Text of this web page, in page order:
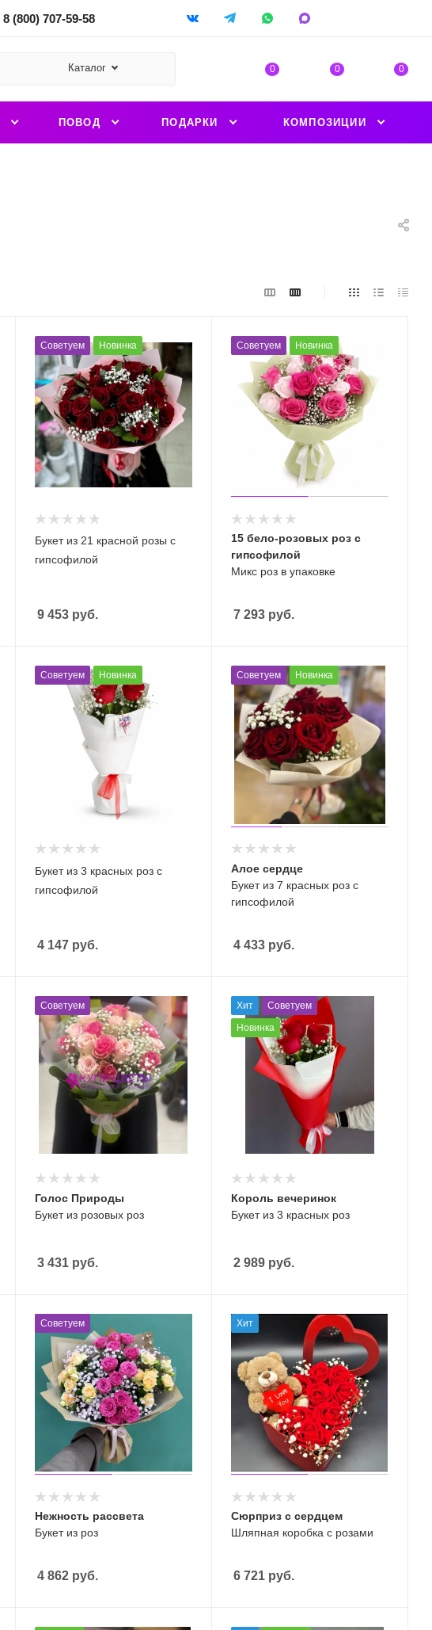
8 (800) 707-59-58
Каталог 0 0 0
ПОВОД ПОДАРКИ КОМПОЗИЦИИ
Советуем Новинка
Букет из 21 красной розы с
гипсофилой
9 453руб.
Советуем Новинка
Микс роз в упаковке
15 бело-розовых роз с
гипсофилой
7 293руб.
Советуем Новинка
Букет из 3 красных роз с
гипсофилой
4 147руб.
Советуем Новинка
Букет из 7 красных роз с
гипсофилой
Алое сердце
4 433руб.
Советуем
Букет из розовых роз
Голос Природы
3 431руб.
Хит
Советуем
Новинка
Букет из 3 красных роз
Король вечеринок
2 989руб.
Советуем
Букет из роз
Нежность рассвета
4 862руб.
Хит
Шляпная коробка с розами
Сюрприз с сердцем
6 721руб.